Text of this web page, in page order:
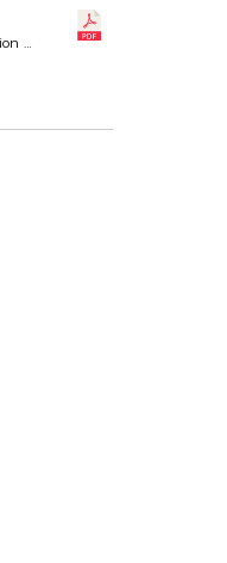
Commission Régionale Foot Animation Loisir (FAL)